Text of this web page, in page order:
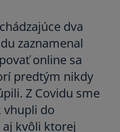
dva
zaznamenal
online sa
predtým nikdy
Z Covidu sme
vhupli do
kvôli ktorej